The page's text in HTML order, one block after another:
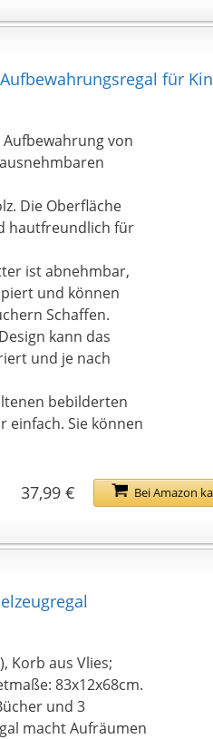
für
Aufbewahrung von
Die Oberfläche
hautfreundlich für
ist abnehmbar,
und können
Schaffen.
kann das
und je nach
bebilderten
einfach. Sie können
Bei Amazon
37,99 €
Korb aus Vlies;
83x12x68cm.
und 3
macht Aufräumen